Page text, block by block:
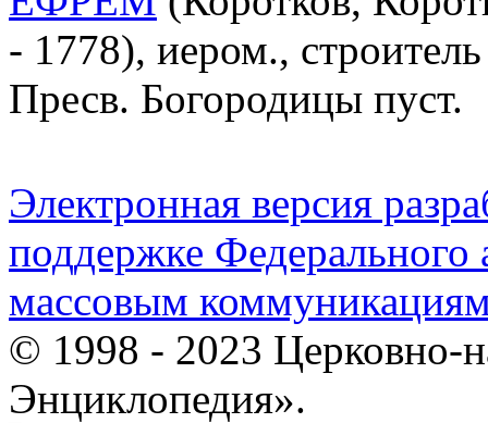
- 1778), иером.,
Пресв. Богородицы пуст.
Электронная версия
поддержке Федерального
массовым
© 1998 - 2023 Церковно-
Энциклопедия».